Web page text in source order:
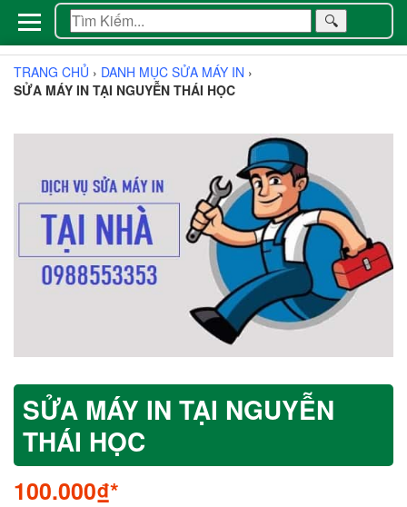
🔍
TRANG CHỦ › DANH MỤC SỬA MÁY IN ›
SỬA MÁY IN TẠI NGUYỄN THÁI HỌC
SỬA MÁY IN TẠI NGUYỄN
THÁI HỌC
100.000₫*